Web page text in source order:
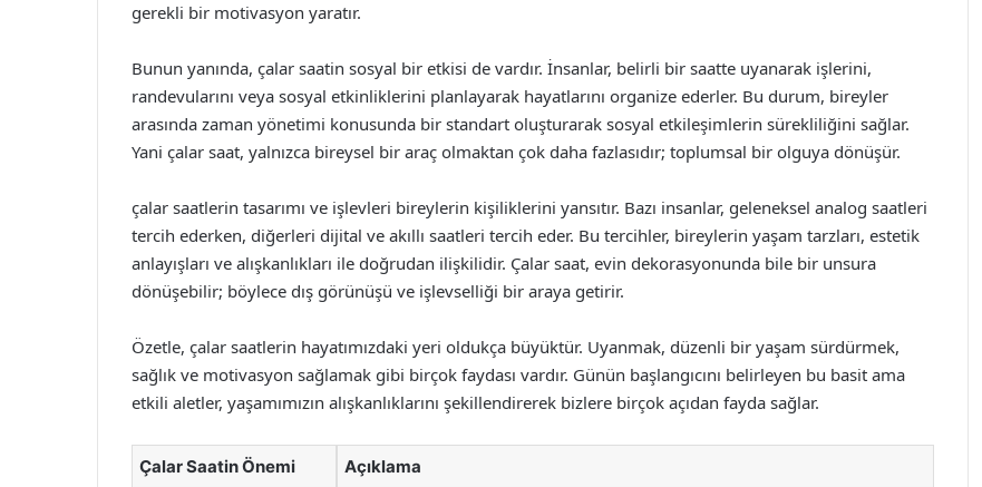
gerekli bir motivasyon yaratır.
Bunun yanında, çalar saatin sosyal bir etkisi de vardır. İnsanlar, belirli bir saatte uyanarak işlerini,
randevularını veya sosyal etkinliklerini planlayarak hayatlarını organize ederler. Bu durum, bireyler
arasında zaman yönetimi konusunda bir standart oluşturarak sosyal etkileşimlerin sürekliliğini sağlar.
Yani çalar saat, yalnızca bireysel bir araç olmaktan çok daha fazlasıdır; toplumsal bir olguya dönüşür.
çalar saatlerin tasarımı ve işlevleri bireylerin kişiliklerini yansıtır. Bazı insanlar, geleneksel analog saatleri
tercih ederken, diğerleri dijital ve akıllı saatleri tercih eder. Bu tercihler, bireylerin yaşam tarzları, estetik
anlayışları ve alışkanlıkları ile doğrudan ilişkilidir. Çalar saat, evin dekorasyonunda bile bir unsura
dönüşebilir; böylece dış görünüşü ve işlevselliği bir araya getirir.
Özetle, çalar saatlerin hayatımızdaki yeri oldukça büyüktür. Uyanmak, düzenli bir yaşam sürdürmek,
sağlık ve motivasyon sağlamak gibi birçok faydası vardır. Günün başlangıcını belirleyen bu basit ama
etkili aletler, yaşamımızın alışkanlıklarını şekillendirerek bizlere birçok açıdan fayda sağlar.
Çalar Saatin Önemi Açıklama